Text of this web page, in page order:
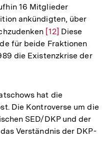
16 Mitglieder
ankündigten, über
Zur
Auflösung
der
[12] Diese
für beide Fraktionen
die Existenzkrise der
hat die
Die Kontroverse um die
SED/DKP und der
Verständnis der DKP-